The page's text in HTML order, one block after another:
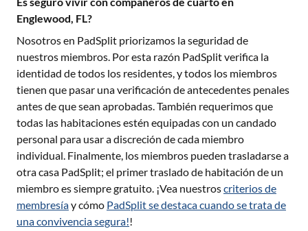
Englewood, FL?
Nosotros en PadSplit priorizamos la seguridad de
nuestros miembros. Por esta razón PadSplit verifica la
identidad de todos los residentes, y todos los miembros
tienen que pasar una verificación de antecedentes penales
antes de que sean aprobadas. También requerimos que
todas las habitaciones estén equipadas con un candado
personal para usar a discreción de cada miembro
individual. Finalmente, los miembros pueden trasladarse a
otra casa PadSplit; el primer traslado de habitación de un
miembro es siempre gratuito. ¡Vea nuestroscriterios de
membresíay cómo PadSplit se destaca cuando se trata de
una convivencia segura!!